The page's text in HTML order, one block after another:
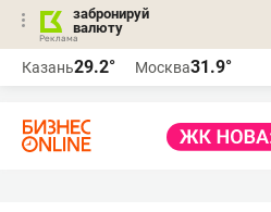
забронируй
валюту
Казань29.2° Москва31.9°